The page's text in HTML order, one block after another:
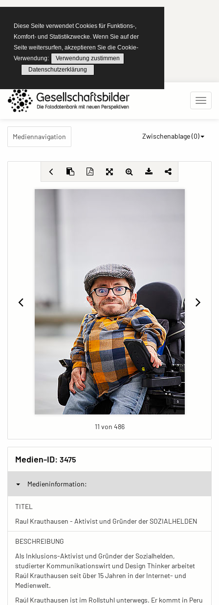
Diese Seite verwendet Cookies für Funktions-,
Komfort- und Statistikzwecke. Wenn Sie auf der
Seite weitersurfen, akzeptieren Sie die Cookie-
Verwendung:
Verwendung zustimmen
Datenschutzerklärung
Mediennavigation Zwischenablage (0)
11 von 486
Medien-ID: 3475
Medieninformation:
TITEL
Raul Krauthausen - Aktivist und Gründer der SOZIALHELDEN
BESCHREIBUNG
Als Inklusions-Aktivist und Gründer der Sozialhelden,
studierter Kommunikationswirt und Design Thinker arbeitet
Raúl Krauthausen seit über 15 Jahren in der Internet- und
Medienwelt.
Raúl Krauthausen ist im Rollstuhl unterwegs. Er kommt in Peru